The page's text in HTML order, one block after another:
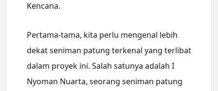
Kencana.
Pertama-tama, kita perlu mengenal lebih
dekat seniman patung terkenal yang terlibat
dalam proyek ini. Salah satunya adalah I
Nyoman Nuarta, seorang seniman patung